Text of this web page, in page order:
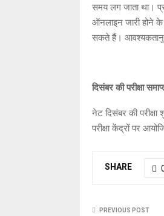
समय लग जाता था।
ऑनलाइन जारी होने के
सकते हैं।
दिसंबर की परीक्षा
नेट दिसंबर की
परीक्षा केंद्रों पर
SHARE
PREVIOUS POST